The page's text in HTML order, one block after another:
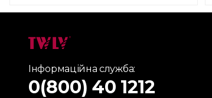
Інформаційна служба:
0(800) 40 1212